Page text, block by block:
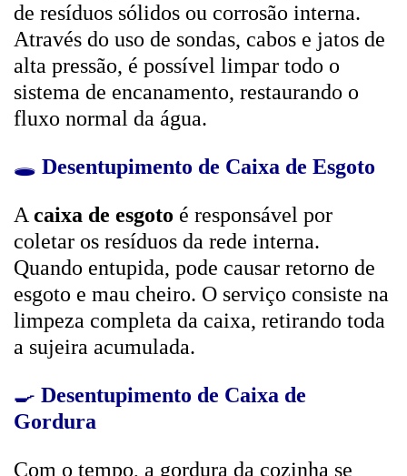
de resíduos sólidos ou corrosão interna.
Através do uso de sondas, cabos e jatos de
alta pressão, é possível limpar todo o
sistema de encanamento, restaurando o
fluxo normal da água.
🕳️ Desentupimento de Caixa de Esgoto
A caixa de esgoto é responsável por
coletar os resíduos da rede interna.
Quando entupida, pode causar retorno de
esgoto e mau cheiro. O serviço consiste na
limpeza completa da caixa, retirando toda
a sujeira acumulada.
🍳 Desentupimento de Caixa de
Gordura
Com o tempo, a gordura da cozinha se